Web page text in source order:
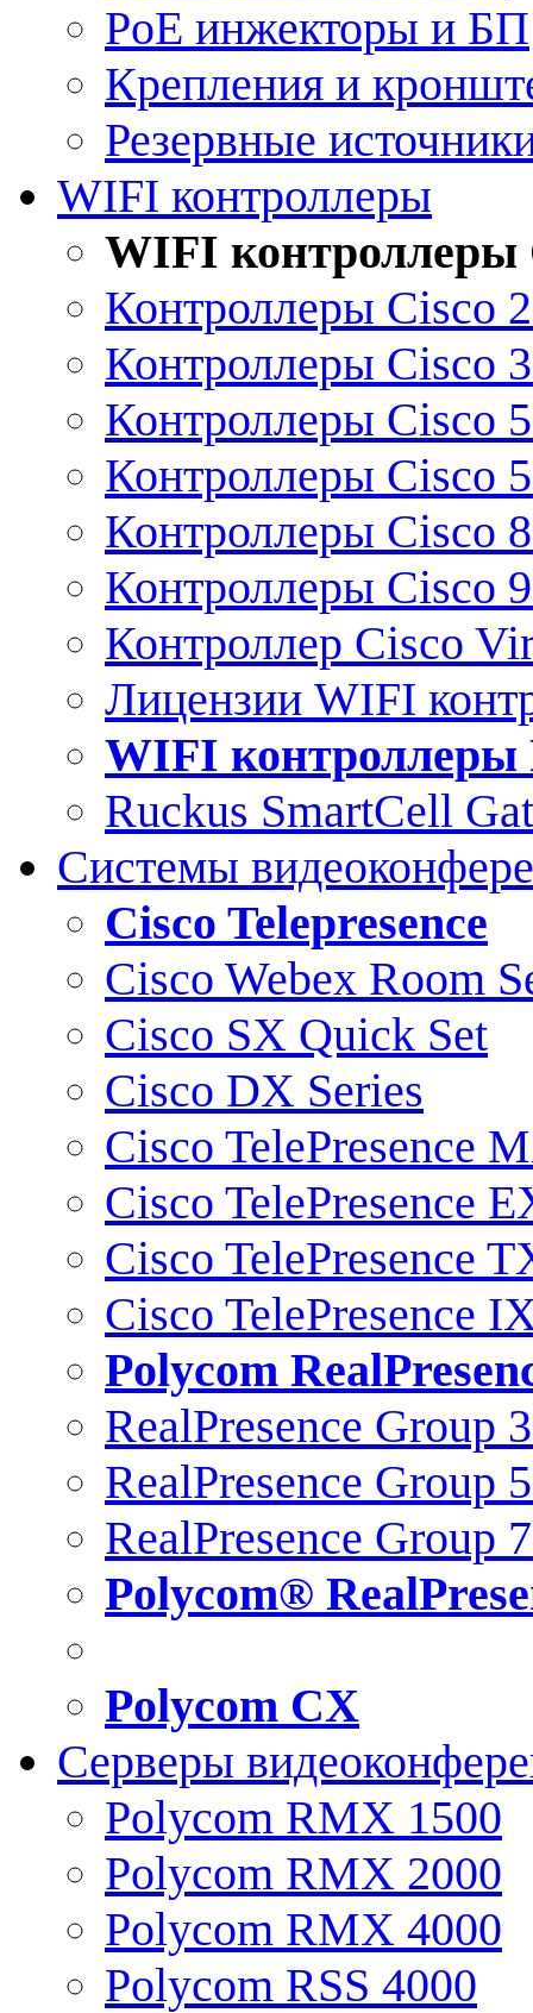
PoE инжекторы и БП
Крепления и
Резервные
WIFI контроллеры
WIFI контроллеры
Контроллеры Cisco
Контроллеры Cisco
Контроллеры Cisco
Контроллеры Cisco
Контроллеры Cisco
Контроллеры Cisco
Контроллер Cisco
Лицензии WIFI
WIFI контроллеры
Ruckus SmartCell
Системы
Cisco Telepresence
Cisco Webex Room
Cisco SX Quick Set
Cisco DX Series
Cisco TelePresence
Cisco TelePresence
Cisco TelePresence
Cisco TelePresence
Polycom
RealPresence Group
RealPresence Group
RealPresence Group
Polycom®
Polycom CX
Серверы
Polycom RMX 1500
Polycom RMX 2000
Polycom RMX 4000
Polycom RSS 4000